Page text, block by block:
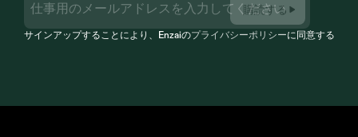
購読する
サインアップすることにより、Enzaiのプライバシーポリシーに同意すること